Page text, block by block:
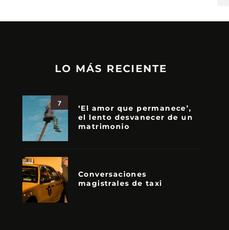
LO MÁS RECIENTE
7
‘El amor que permanece’,
el lento desvanecer de un
matrimonio
Conversaciones
magistrales de taxi